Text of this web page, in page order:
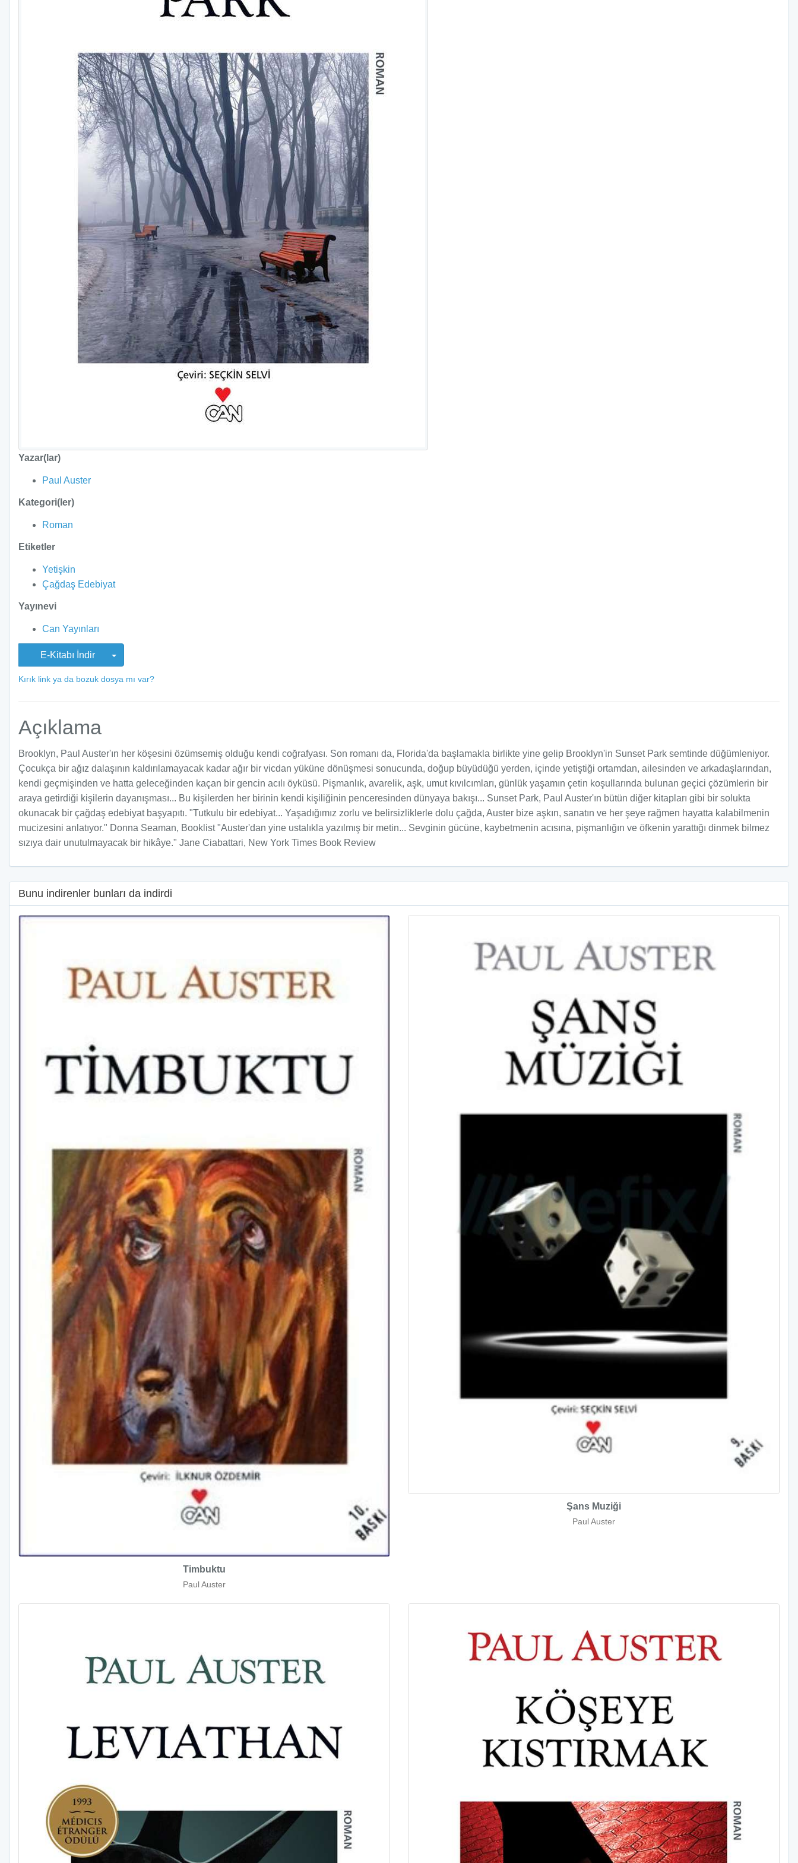
Yazar(lar)
Paul Auster
Kategori(ler)
Roman
Etiketler
Yetişkin
Çağdaş Edebiyat
Yayınevi
Can Yayınları
E-Kitabı İndir
Kırık link ya da bozuk dosya mı var?
Açıklama
Brooklyn, Paul Auster'ın her köşesini özümsemiş olduğu kendi coğrafyası. Son romanı da, Florida'da başlamakla birlikte yine gelip Brooklyn'in Sunset Park semtinde düğümleniyor.
Çocukça bir ağız dalaşının kaldırılamayacak kadar ağır bir vicdan yüküne dönüşmesi sonucunda, doğup büyüdüğü yerden, içinde yetiştiği ortamdan, ailesinden ve arkadaşlarından,
kendi geçmişinden ve hatta geleceğinden kaçan bir gencin acılı öyküsü. Pişmanlık, avarelik, aşk, umut kıvılcımları, günlük yaşamın çetin koşullarında bulunan geçici çözümlerin bir
araya getirdiği kişilerin dayanışması... Bu kişilerden her birinin kendi kişiliğinin penceresinden dünyaya bakışı... Sunset Park, Paul Auster'ın bütün diğer kitapları gibi bir solukta
okunacak bir çağdaş edebiyat başyapıtı. "Tutkulu bir edebiyat... Yaşadığımız zorlu ve belirsizliklerle dolu çağda, Auster bize aşkın, sanatın ve her şeye rağmen hayatta kalabilmenin
mucizesini anlatıyor." Donna Seaman, Booklist "Auster'dan yine ustalıkla yazılmış bir metin... Sevginin gücüne, kaybetmenin acısına, pişmanlığın ve öfkenin yarattığı dinmek bilmez
sızıya dair unutulmayacak bir hikâye." Jane Ciabattari, New York Times Book Review
Bunu indirenler bunları da indirdi
Timbuktu
Paul Auster
Şans Muziği
Paul Auster